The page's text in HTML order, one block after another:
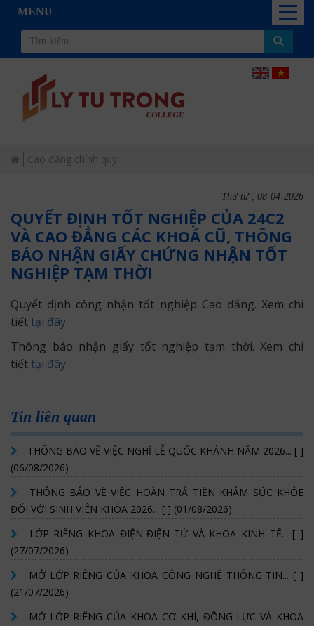
MENU
Cao đẳng chính quy
Thứ tư , 08-04-2026
QUYẾT ĐỊNH TỐT NGHIỆP CỦA 24C2
VÀ CAO ĐẲNG CÁC KHOÁ CŨ, THÔNG
BÁO NHẬN GIẤY CHỨNG NHẬN TỐT
NGHIỆP TẠM THỜI
Quyết định công nhận tốt nghiệp Cao đẳng. Xem chi
tiết tại đây
Thông báo nhận giấy tốt nghiệp tạm thời. Xem chi
tiết tại đây
Tin liên quan
THÔNG BÁO VỀ VIỆC NGHỈ LỄ QUỐC KHÁNH NĂM 2026... [ ]
(06/08/2026)
THÔNG BÁO VỀ VIỆC HOÀN TRẢ TIỀN KHÁM SỨC KHỎE
ĐỐI VỚI SINH VIÊN KHÓA 2026... [ ] (01/08/2026)
LỚP RIÊNG KHOA ĐIỆN-ĐIỆN TỬ VÀ KHOA KINH TẾ... [ ]
(27/07/2026)
MỞ LỚP RIÊNG CỦA KHOA CÔNG NGHỆ THÔNG TIN... [ ]
(21/07/2026)
MỞ LỚP RIÊNG CỦA KHOA CƠ KHÍ, ĐỘNG LỰC VÀ KHOA